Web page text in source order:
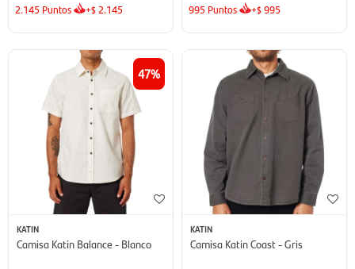
2.145 Puntos +$ 2.145 995 Puntos +$995
47
KATIN
Camisa Katin Balance - Blanco
KATIN
Camisa Katin Coast - Gris